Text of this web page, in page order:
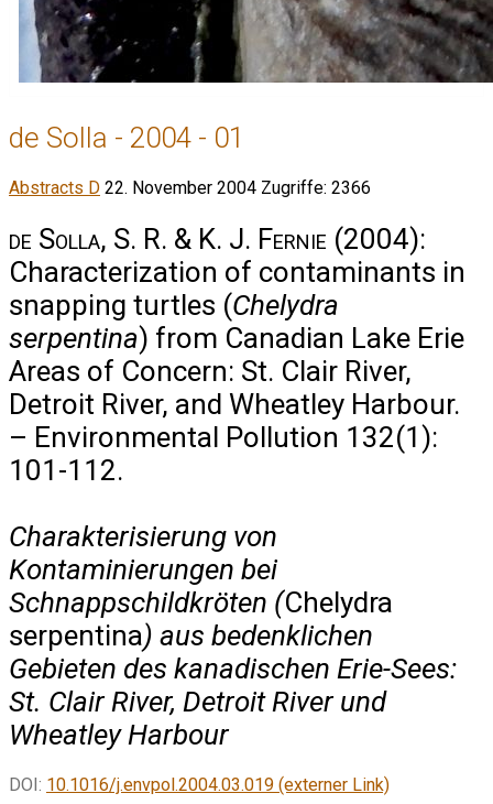
de Solla - 2004 - 01
Abstracts D 22. November 2004 Zugriffe: 2366
de Solla, S. R. & K. J. Fernie (2004):
Characterization of contaminants in
snapping turtles (Chelydra
serpentina) from Canadian Lake Erie
Areas of Concern: St. Clair River,
Detroit River, and Wheatley Harbour.
– Environmental Pollution 132(1):
101-112.
Charakterisierung von
Kontaminierungen bei
Schnappschildkröten (Chelydra
serpentina) aus bedenklichen
Gebieten des kanadischen Erie-Sees:
St. Clair River, Detroit River und
Wheatley Harbour
DOI: 10.1016/j.envpol.2004.03.019 (externer Link)